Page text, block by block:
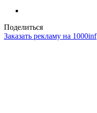
Поделиться
Заказать рекламу на 1000inf